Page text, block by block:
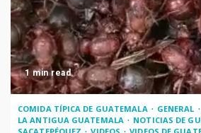
1 min read
COMIDA TÍPICA DE GUATEMALA
GENERAL
LA ANTIGUA GUATEMALA
NOTICIAS DE